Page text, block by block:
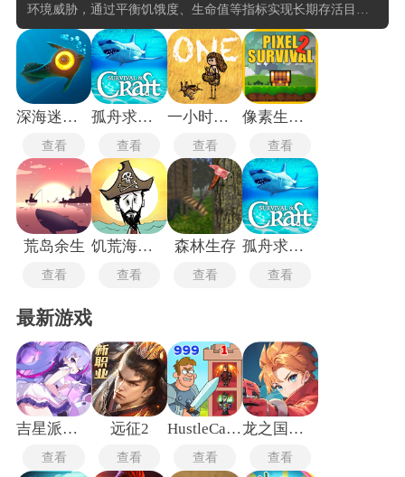
环境威胁，通过平衡饥饿度、生命值等指标实现长期存活目
标。核心聚焦于玩家在动态危险环境中的生存决策与资源管
理。游戏以宇宙飞船操控为核心机制，玩家需在陨石雨中穿梭
探险，同时收集散落道具以维持角色存续，过程强调实时应变
与策略规划，而非单纯依赖反应速度。
深海迷航手机版
查看
孤舟求生联机版
查看
一小时人生旧版
查看
像素生存者2
查看
荒岛余生
查看
饥荒海难手机版
查看
森林生存
查看
孤舟求生正版
查看
最新游戏
吉星派对手机版
查看
远征2
查看
HustleCastle中文版
查看
龙之国物语畅享服
查看